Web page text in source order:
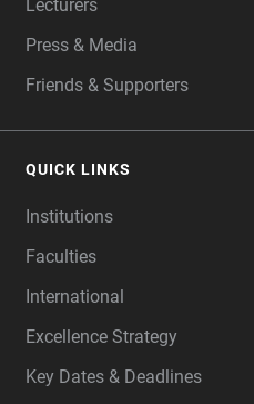
Lecturers
Press & Media
Friends & Supporters
QUICK LINKS
Institutions
Faculties
International
Excellence Strategy
Key Dates & Deadlines